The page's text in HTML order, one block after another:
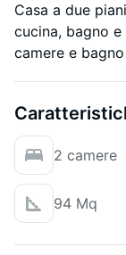
Casa a due
cucina, bagno
camere e
2 camere
94 Mq